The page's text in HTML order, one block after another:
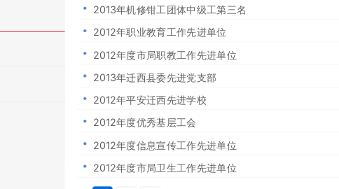
2013年机修钳工团体中级工第三名
2012年职业教育工作先进单位
2012年度市局职教工作先进单位
2013年迁西县委先进党支部
2012年平安迁西先进学校
2012年度优秀基层工会
2012年度信息宣传工作先进单位
2012年度市局卫生工作先进单位